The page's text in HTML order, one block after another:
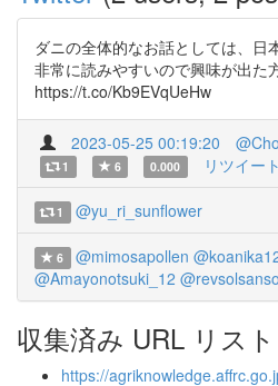
ダニの全体的なお話としては、日
非常に読みやすいので興味が出た
https://t.co/Kb9EVqUeHw
2023-05-25 00:19:20
1 6 0.000 リツイー
1 @yu_ri_sunflower
6 @mimosapollen
@Amayonotsuki_12 @revsolsanso
収集済み URL リスト
https://